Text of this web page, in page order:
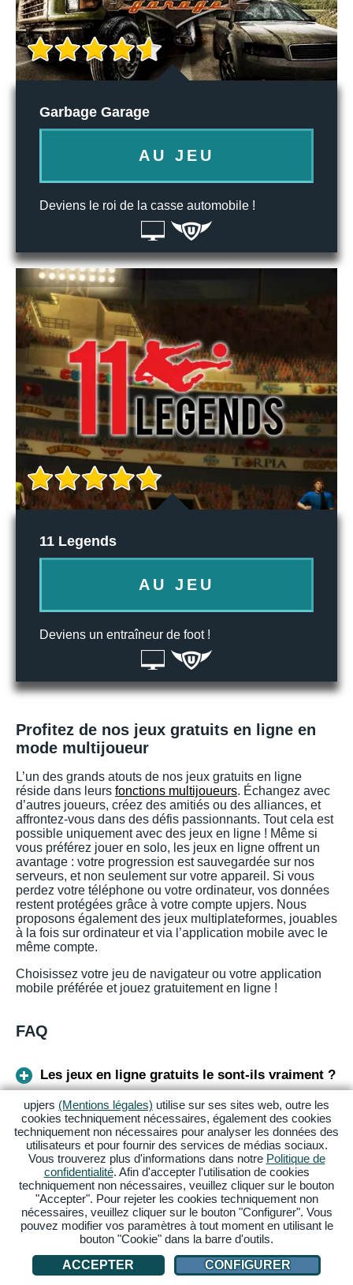
Garbage Garage
AU JEU
Deviens le roi de la casse automobile !
11 Legends
AU JEU
Deviens un entraîneur de foot !
Profitez de nos jeux gratuits en ligne en
mode multijoueur
L’un des grands atouts de nos jeux gratuits en ligne
réside dans leurs fonctions multijoueurs. Échangez avec
d’autres joueurs, créez des amitiés ou des alliances, et
affrontez-vous dans des défis passionnants. Tout cela est
possible uniquement avec des jeux en ligne ! Même si
vous préférez jouer en solo, les jeux en ligne offrent un
avantage : votre progression est sauvegardée sur nos
serveurs, et non seulement sur votre appareil. Si vous
perdez votre téléphone ou votre ordinateur, vos données
restent protégées grâce à votre compte upjers. Nous
proposons également des jeux multiplateformes, jouables
à la fois sur ordinateur et via l’application mobile avec le
même compte.
Choisissez votre jeu de navigateur ou votre application
mobile préférée et jouez gratuitement en ligne !
FAQ
Les jeux en ligne gratuits le sont-ils vraiment ?
Quels jeux peut-on télécharger gratuitement ?
Quels sont les jeux en ligne les plus populaires
?
Où peut-on jouer à des jeux en ligne gratuits ?
upjers (Mentions légales) utilise sur ses sites web, outre les
cookies techniquement nécessaires, également des cookies
techniquement non nécessaires pour analyser les données des
utilisateurs et pour fournir des services de médias sociaux.
Vous trouverez plus d'informations dans notre Politique de
confidentialité. Afin d'accepter l'utilisation de cookies
techniquement non nécessaires, veuillez cliquer sur le bouton
"Accepter". Pour rejeter les cookies techniquement non
nécessaires, veuillez cliquer sur le bouton "Configurer". Vous
pouvez modifier vos paramètres à tout moment en utilisant le
bouton "Cookie" dans la barre d'outils.
ACCEPTER
CONFIGURER